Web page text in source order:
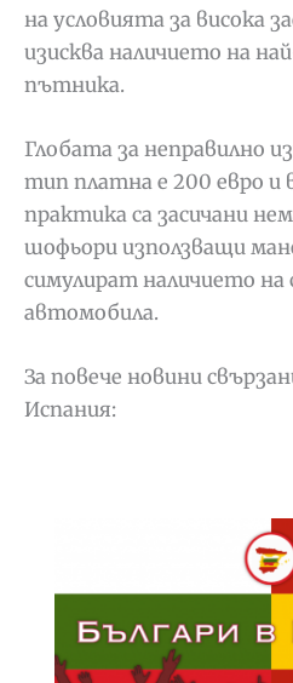
на условията за висока
изисква наличието на
пътника.
Глобата за неправилно
тип платна е 200 евро и
практика са засичани
шофьори използващи
симулират наличието
автомобила.
За повече новини
Испания: